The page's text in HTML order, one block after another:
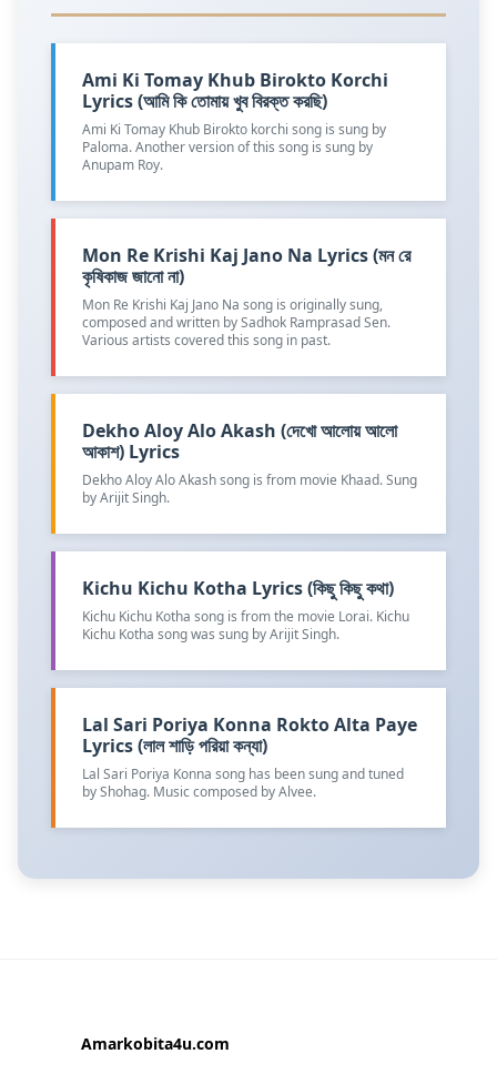
Ami Ki Tomay Khub Birokto Korchi
Lyrics (আমি কি তোমায় খুব বিরক্ত করছি)
Ami Ki Tomay Khub Birokto korchi song is sung by
Paloma. Another version of this song is sung by
Anupam Roy.
Mon Re Krishi Kaj Jano Na Lyrics (মন রে
কৃষিকাজ জানো না)
Mon Re Krishi Kaj Jano Na song is originally sung,
composed and written by Sadhok Ramprasad Sen.
Various artists covered this song in past.
Dekho Aloy Alo Akash (দেখো আলোয় আলো
আকাশ) Lyrics
Dekho Aloy Alo Akash song is from movie Khaad. Sung
by Arijit Singh.
Kichu Kichu Kotha Lyrics (কিছু কিছু কথা)
Kichu Kichu Kotha song is from the movie Lorai. Kichu
Kichu Kotha song was sung by Arijit Singh.
Lal Sari Poriya Konna Rokto Alta Paye
Lyrics (লাল শাড়ি পরিয়া কন্যা)
Lal Sari Poriya Konna song has been sung and tuned
by Shohag. Music composed by Alvee.
Amarkobita4u.com